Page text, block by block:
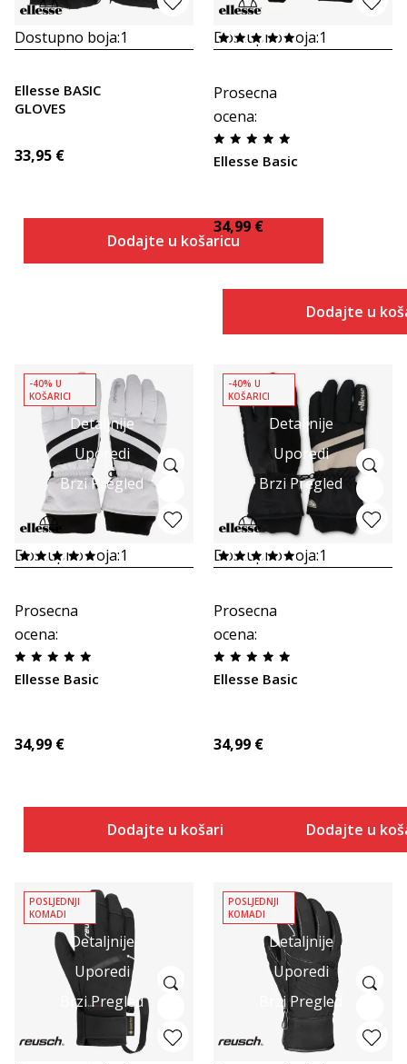
Dostupno boja:1
Ellesse BASIC
GLOVES
33,95 €
Dodajte u košaricu
Dostupno boja:1
Prosecna
ocena:
Ellesse Basic
34,99 €
Dodajte u
Detaljnije
Uporedi
Brzi Pregled
-40% U
KOŠARICI
Dostupno boja:1
Prosecna
ocena:
Ellesse Basic
34,99 €
Dodajte u košaricu
Detaljnije
Uporedi
Brzi Pregled
-40% U
KOŠARICI
Dostupno boja:1
Prosecna
ocena:
Ellesse Basic
34,99 €
Dodajte u
Detaljnije
Uporedi
Brzi Pregled
POSLJEDNJI
KOMADI
Detaljnije
Uporedi
Brzi Pregled
POSLJEDNJI
KOMADI